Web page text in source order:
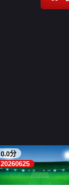
0.0分
20260625